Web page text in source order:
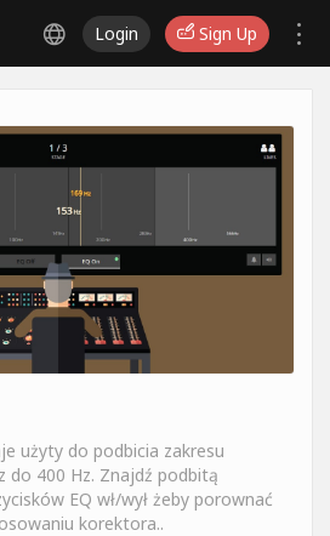
Login Sign Up
użyty do podbicia zakresu
do 400 Hz. Znajdź podbitą
EQ wł/wył żeby porownać
korektora..